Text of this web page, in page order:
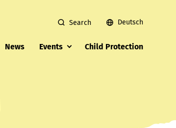
News Events Child Protection
Search Deutsch